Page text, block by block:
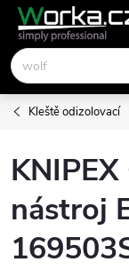
Přejít
obsah
Kleště odizolovací
nástroj